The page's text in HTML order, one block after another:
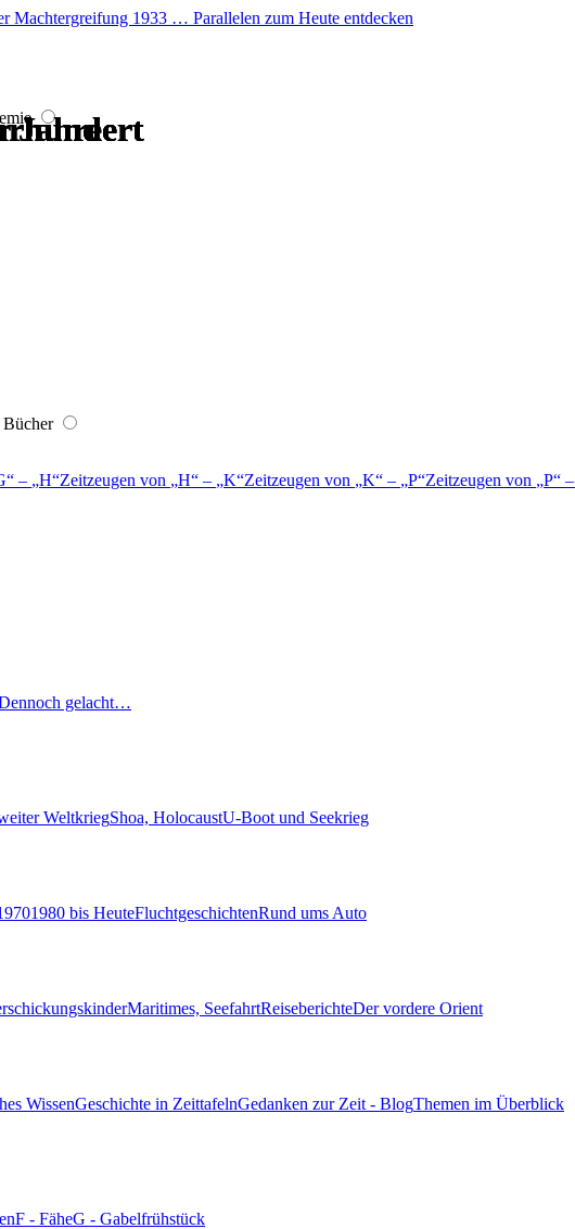
Machtergreifung 1933 … Parallelen zum Heute entdecken
Bücher
– H Zeitzeugen von H – K Zeitzeugen von K – P Zeitzeugen von P –
gelacht…
WeltkriegShoa, HolocaustU-Boot und Seekrieg
1980 bis HeuteFluchtgeschichtenRund ums Auto
Maritimes, SeefahrtReiseberichteDer vordere Orient
WissenGeschichte in ZeittafelnGedanken zur Zeit - BlogThemen im Überblick
F - FäheG - Gabelfrühstück
Jahre
Jahre